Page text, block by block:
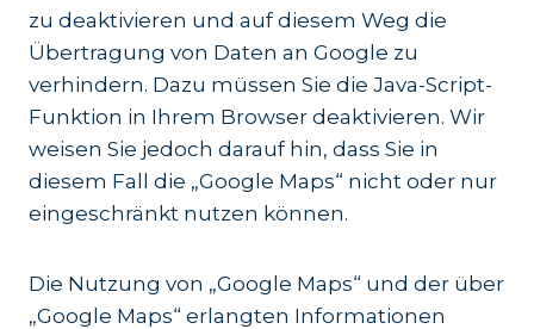
zu deaktivieren und auf diesem Weg die
Übertragung von Daten an Google zu
verhindern. Dazu müssen Sie die Java-Script-
Funktion in Ihrem Browser deaktivieren. Wir
weisen Sie jedoch darauf hin, dass Sie in
diesem Fall die „Google Maps“ nicht oder nur
eingeschränkt nutzen können.
Die Nutzung von „Google Maps“ und der über
„Google Maps“ erlangten Informationen